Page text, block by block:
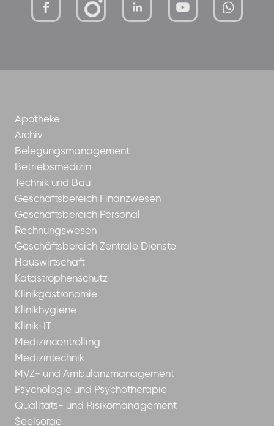
mutterhaus-xMBTtqOwC1KKBww
Apotheke
Archiv
Belegungsmanagement
Betriebsmedizin
Technik und Bau
Geschäftsbereich Finanzwesen
Geschäftsbereich Personal
Rechnungswesen
Geschäftsbereich Zentrale Dienste
Hauswirtschaft
Katastrophenschutz
Klinikgastronomie
Klinikhygiene
Klinik-IT
Medizincontrolling
Medizintechnik
MVZ- und Ambulanzmanagement
Psychologie und Psychotherapie
Qualitäts- und Risikomanagement
Seelsorge